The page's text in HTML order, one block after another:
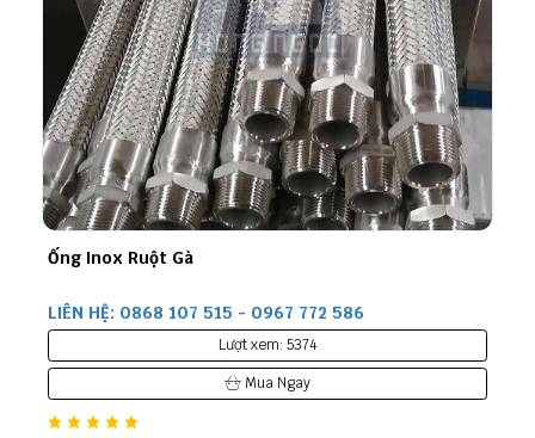
Ống Inox Ruột Gà
LIÊN HỆ: 0868 107 515 - 0967 772 586
Lượt xem: 5374
Mua Ngay